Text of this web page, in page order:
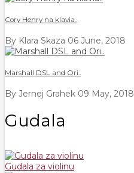
Cory Henry na klavia..
By Klara Skaza 06 June, 2018
Marshall DSL and Ori..
By Jernej Grahek 09 May, 2018
Gudala
Gudala za violinu